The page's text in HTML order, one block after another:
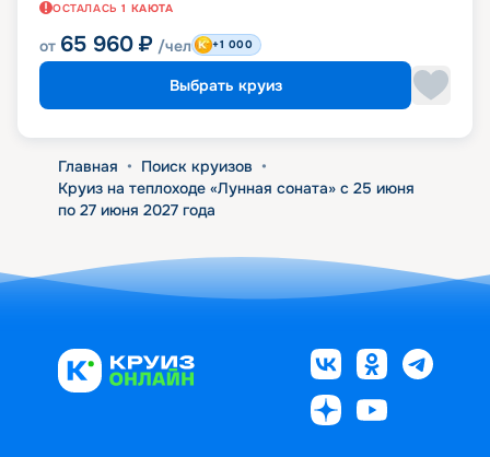
ОСТАЛАСЬ 1 КАЮТА
от 65 960 ₽ /чел +1 000
Выбрать круиз
Главная • Поиск круизов •
Круиз на теплоходе «Лунная соната» с 25 июня
по 27 июня 2027 года